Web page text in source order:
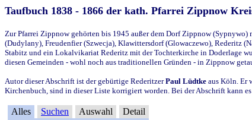
Taufbuch 1838 - 1866 der kath. Pfarrei Zippnow
Zur Pfarrei Zippnow gehörten bis 1945 außer dem Dorf Zippnow
(Dudylany), Freudenfier (Szwecja), Klawittersdorf (Glowaczewo), Rederitz
Stabitz und ein Lokalvikariat Rederitz mit der Tochterkirche in Doderlage
diesen Gemeinden - wohl noch aus traditionellen Gründen - in Zippnow
Autor dieser Abschrift ist der gebürtige RederitzerPaul Lüdtke aus Köln. Er
Kirchenbuch, sind in dieser Liste korrigiert worden. Bei der Abschrift kann
Alles Suchen Auswahl Detail